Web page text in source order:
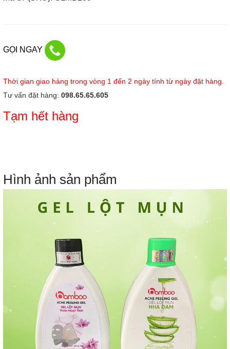
GỌI NGAY
Thời gian giao hàng trong vòng 1 đến 2 ngày tính từ ngày đặt hàng.
Tư vấn đặt hàng: 098.65.65.605
Tạm hết hàng
Hình ảnh sản phẩm